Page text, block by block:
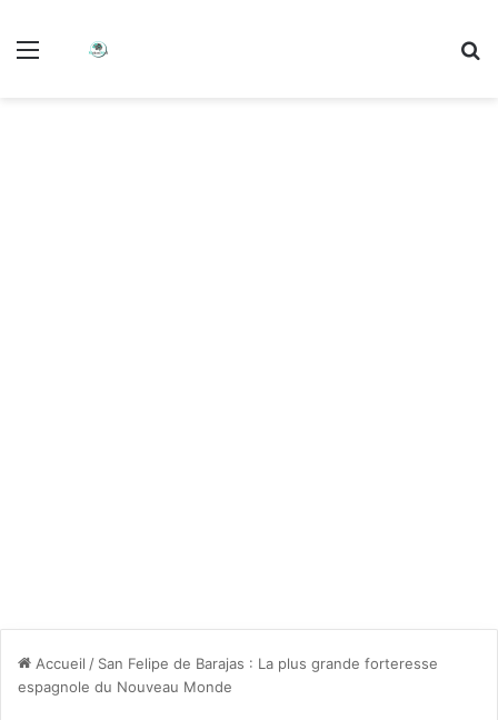
Accueil / San Felipe de Barajas : La plus grande forteresse
espagnole du Nouveau Monde